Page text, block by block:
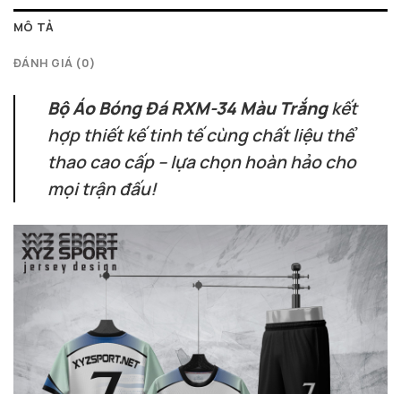
MÔ TẢ
ĐÁNH GIÁ (0)
Bộ Áo Bóng Đá RXM-34 Màu Trắngkết
hợp thiết kế tinh tế cùng chất liệu thể
thao cao cấp – lựa chọn hoàn hảo cho
mọi trận đấu!